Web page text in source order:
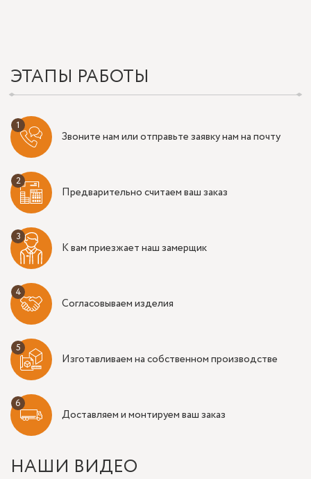
ЭТАПЫ РАБОТЫ
Звоните нам или отправьте заявку нам на почту
Предварительно считаем ваш заказ
К вам приезжает наш замерщик
Согласовываем изделия
Изготавливаем на собственном производстве
Доставляем и монтируем ваш заказ
НАШИ ВИДЕО